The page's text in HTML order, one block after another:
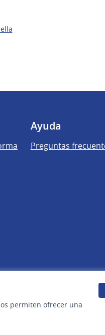
permiten ofrecer una
Ayuda
Preguntas